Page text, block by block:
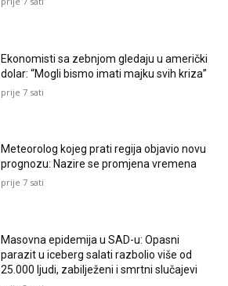
Ekonomisti sa zebnjom gledaju u američki
dolar: “Mogli bismo imati majku svih kriza”
prije 7 sati
Meteorolog kojeg prati regija objavio novu
prognozu: Nazire se promjena vremena
prije 7 sati
Masovna epidemija u SAD-u: Opasni
parazit u iceberg salati razbolio više od
25.000 ljudi, zabilježeni i smrtni slučajevi